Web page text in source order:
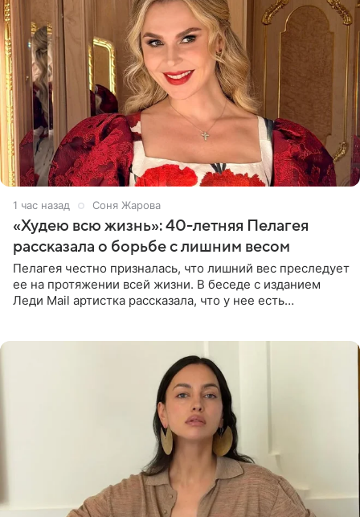
1 час назад Соня Жарова
«Худею всю жизнь»: 40-летняя Пелагея
рассказала о борьбе с лишним весом
Пелагея честно призналась, что лишний вес преследует
ее на протяжении всей жизни. В беседе с изданием
Леди Mail артистка рассказала, что у нее есть